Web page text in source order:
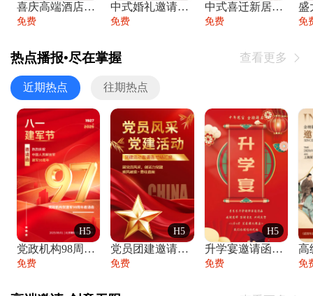
喜庆高端酒店开业大吉邀请函
免费
中式婚礼邀请函中国风传统复古婚礼请柬请帖
免费
中式喜迁新居乔迁之喜邀请函宴会请帖
免费 免
热点播报•尽在掌握 查看更多 
近期热点 往期热点
H5
党政机构98周年八一建军节庆祝晚会活动邀
免费
H5
党员团建邀请函党建活动风采党会工作汇报总
免费
H5
升学宴邀请函喜报金榜题名高端谢师宴邀请函
免费 免